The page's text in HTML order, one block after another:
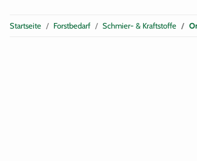
Startseite Forstbedarf Schmier- & Kraftstoffe